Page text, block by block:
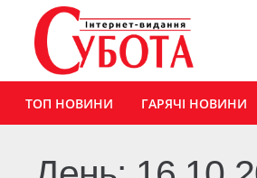
ТОП НОВИНИ ГАРЯЧІ НОВИНИ